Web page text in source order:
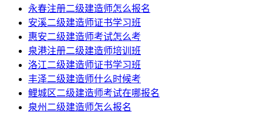
永春注册二级建造师怎么报名
安溪二级建造师证书学习班
惠安二级建造师考试怎么考
泉港注册二级建造师培训班
洛江二级建造师证书学习班
丰泽二级建造师什么时候考
鲤城区二级建造师考试在哪报名
泉州二级建造师怎么报名